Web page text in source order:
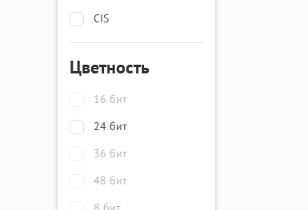
CIS
Цветность
16 бит
24 бит
36 бит
48 бит